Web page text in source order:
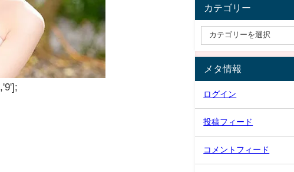
カテゴリー
メタ情報
ログイン
投稿フィード
コメントフィード